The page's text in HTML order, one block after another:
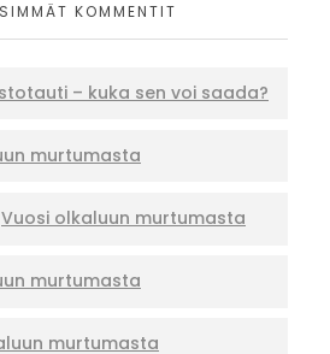
KOMMENTIT
– kuka sen voi saada?
murtumasta
Vuosi olkaluun murtumasta
murtumasta
murtumasta